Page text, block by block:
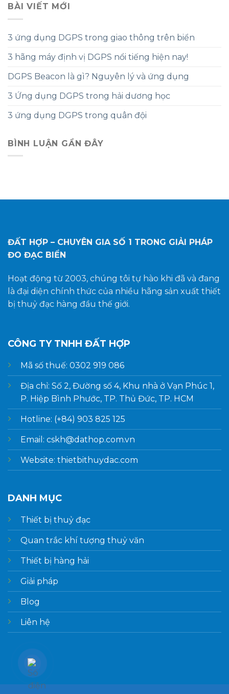
BÀI VIẾT MỚI
3 ứng dụng DGPS trong giao thông trên biển
3 hãng máy định vị DGPS nổi tiếng hiện nay!
DGPS Beacon là gì? Nguyên lý và ứng dụng
3 Ứng dụng DGPS trong hải dương học
3 ứng dụng DGPS trong quân đội
BÌNH LUẬN GẦN ĐÂY
ĐẤT HỢP – CHUYÊN GIA SỐ 1 TRONG GIẢI PHÁP
ĐO ĐẠC BIỂN
Hoạt động từ 2003, chúng tôi tự hào khi đã và đang
là đại diện chính thức của nhiều hãng sản xuất thiết
bị thuỷ đạc hàng đầu thế giới.
CÔNG TY TNHH ĐẤT HỢP
Mã số thuế: 0302 919 086
Địa chỉ: Số 2, Đường số 4, Khu nhà ở Vạn Phúc 1,
P. Hiệp Bình Phước, TP. Thủ Đức, TP. HCM
Hotline: (+84) 903 825 125
Email: cskh@dathop.com.vn
Website: thietbithuydac.com
DANH MỤC
Thiết bị thuỷ đạc
Quan trắc khí tượng thuỷ văn
Thiết bị hàng hải
Giải pháp
Blog
Liên hệ